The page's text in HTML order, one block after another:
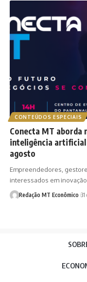
CONTEÚDOS ESPECIAIS
Conecta MT aborda
inteligência artificial
agosto
Empreendedores,
interessados em
Redação MT Econômico